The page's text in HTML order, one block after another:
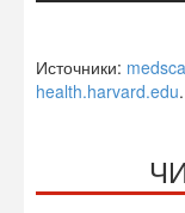
Источники:
health.harvard.edu.